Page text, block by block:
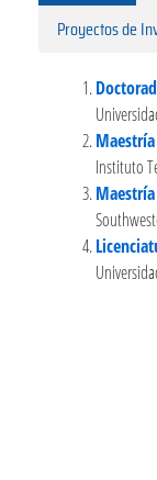
Proyectos de
Instituto